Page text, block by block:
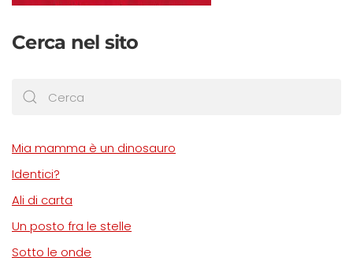
Cerca nel sito
Mia mamma è un dinosauro
Identici?
Ali di carta
Un posto fra le stelle
Sotto le onde